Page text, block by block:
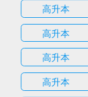
高升本
高升本
高升本
高升本